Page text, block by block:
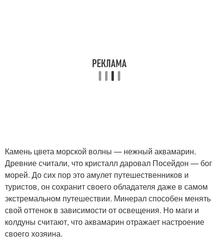
Камень цвета морской волны — нежный аквамарин.
Древние считали, что кристалл даровал Посейдон — бог
морей. До сих пор это амулет путешественников и
туристов, он сохранит своего обладателя даже в самом
экстремальном путешествии. Минерал способен менять
свой оттенок в зависимости от освещения. Но маги и
колдуны считают, что аквамарин отражает настроение
своего хозяина.